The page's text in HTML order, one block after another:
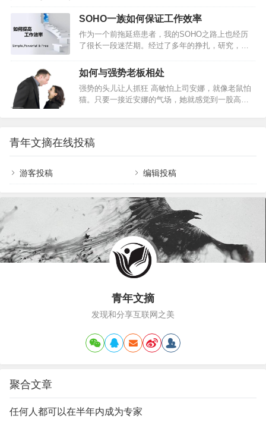
中。随之而来的，还有工作中出现的各种乱子。 生
活里，不如意常有，但从没有哪一刻，让他对自己
只要开始行动，就比毫不作为强无数倍；3. 相比在
一天内做很多事，长时间坚持做一件事，累积起来
的影响力会更大。我提高工作效率的方法，总结起
来有三个方面：注重“循环”，每天从总结开始，到计
划结束，让工作计划成为一种习惯；要事第一，每
天把三件最重要的事情做好就足够；做笔记：好记
重要的是建立一个好的工作习惯，来…
SOHO一族如何保证工作效率
作为一个前拖延癌患者，我的SOHO之路上也经历
了很长一段迷茫期。经过了多年的挣扎，研究，学
公的效率，是一个系统性工程，没有任何一个小妙
招能救人于水火。而这个系统性工程的核心就是：
建立自己的规则。你可以想象一张空白的日程表，
上班的时候，每天的固定时间段的事项是固定的，
把新任务放进去就行了。而SOHO之后，你面前有
一个空白的框，和一大堆零散的拼图，让人无从下
手。空白越多…
如何与强势老板相处
强势的头儿让人抓狂 高敏怕上司安娜，就像老鼠怕
猫。只要一接近安娜的气场，她就感觉到一股高
人如此恐惧的强势上司，高敏觉得工作简直是在服
苦役。 刘倩的上司Audrey，是从最底层的业务员做
到市场总监的，非常能干，脾气也冲，稍有不满
意，一定劈头盖脸地质问，人们说她走过的路连草
客户原因， Audrey火了，怒斥刘倩…
青年文摘在线投稿
游客投稿 编辑投稿
青年文摘
发现和分享互联网之美
聚合文章
任何人都可以在半年内成为专家